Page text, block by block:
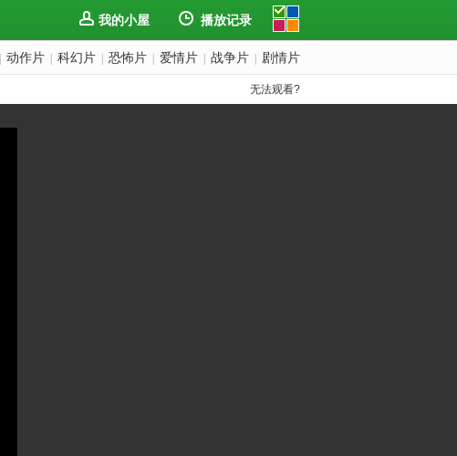
我的小屋 播放记录
动作片 科幻片 恐怖片 爱情片 战争片 剧情片
无法观看?